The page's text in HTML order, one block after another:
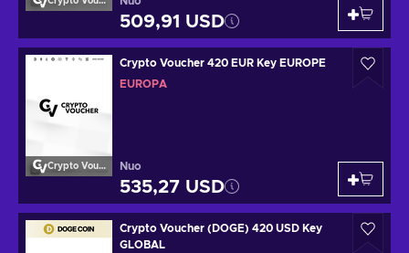
509,91 USD
Crypto Voucher
Crypto Voucher 420 EUR Key EUROPE
EUROPA
Nuo
535,27 USD
Crypto Voucher (DOGE) 420 USD Key
GLOBAL